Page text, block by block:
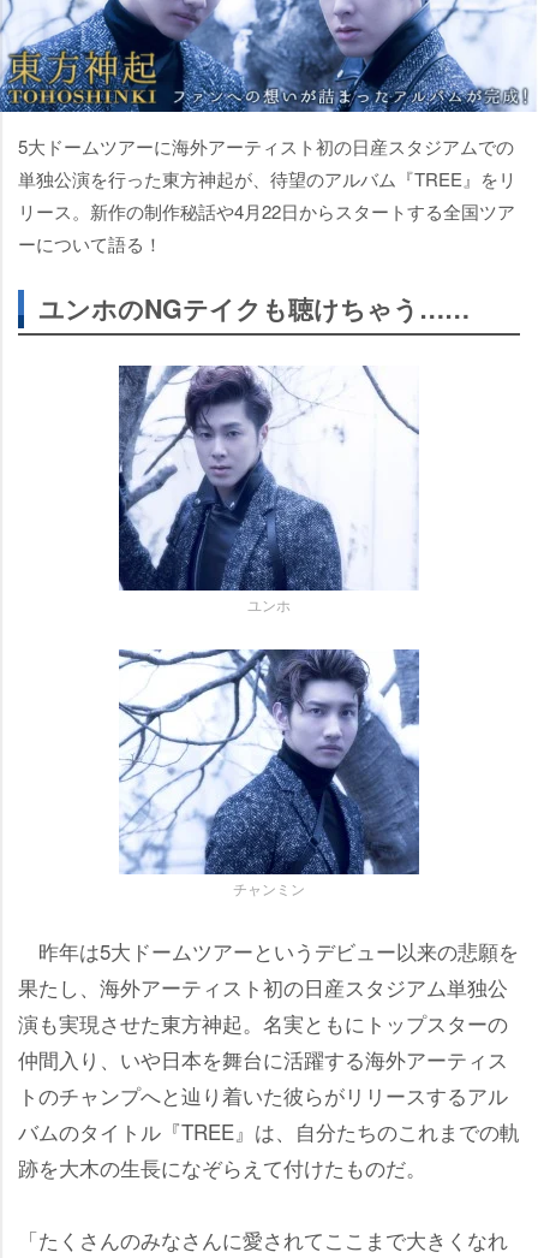
5大ドームツアーに海外アーティスト初の日産スタジアムでの
単独公演を行った東方神起が、待望のアルバム『TREE』をリ
リース。新作の制作秘話や4月22日からスタートする全国ツア
ーについて語る！
ユンホのNGテイクも聴けちゃう……
ユンホ
チャンミン
昨年は5大ドームツアーというデビュー以来の悲願を
果たし、海外アーティスト初の日産スタジアム単独公
演も実現させた東方神起。名実ともにトップスターの
仲間入り、いや日本を舞台に活躍する海外アーティス
トのチャンプへと辿り着いた彼らがリリースするアル
バムのタイトル『TREE』は、自分たちのこれまでの軌
跡を大木の生長になぞらえて付けたものだ。
「たくさんのみなさんに愛されてここまで大きくなれ